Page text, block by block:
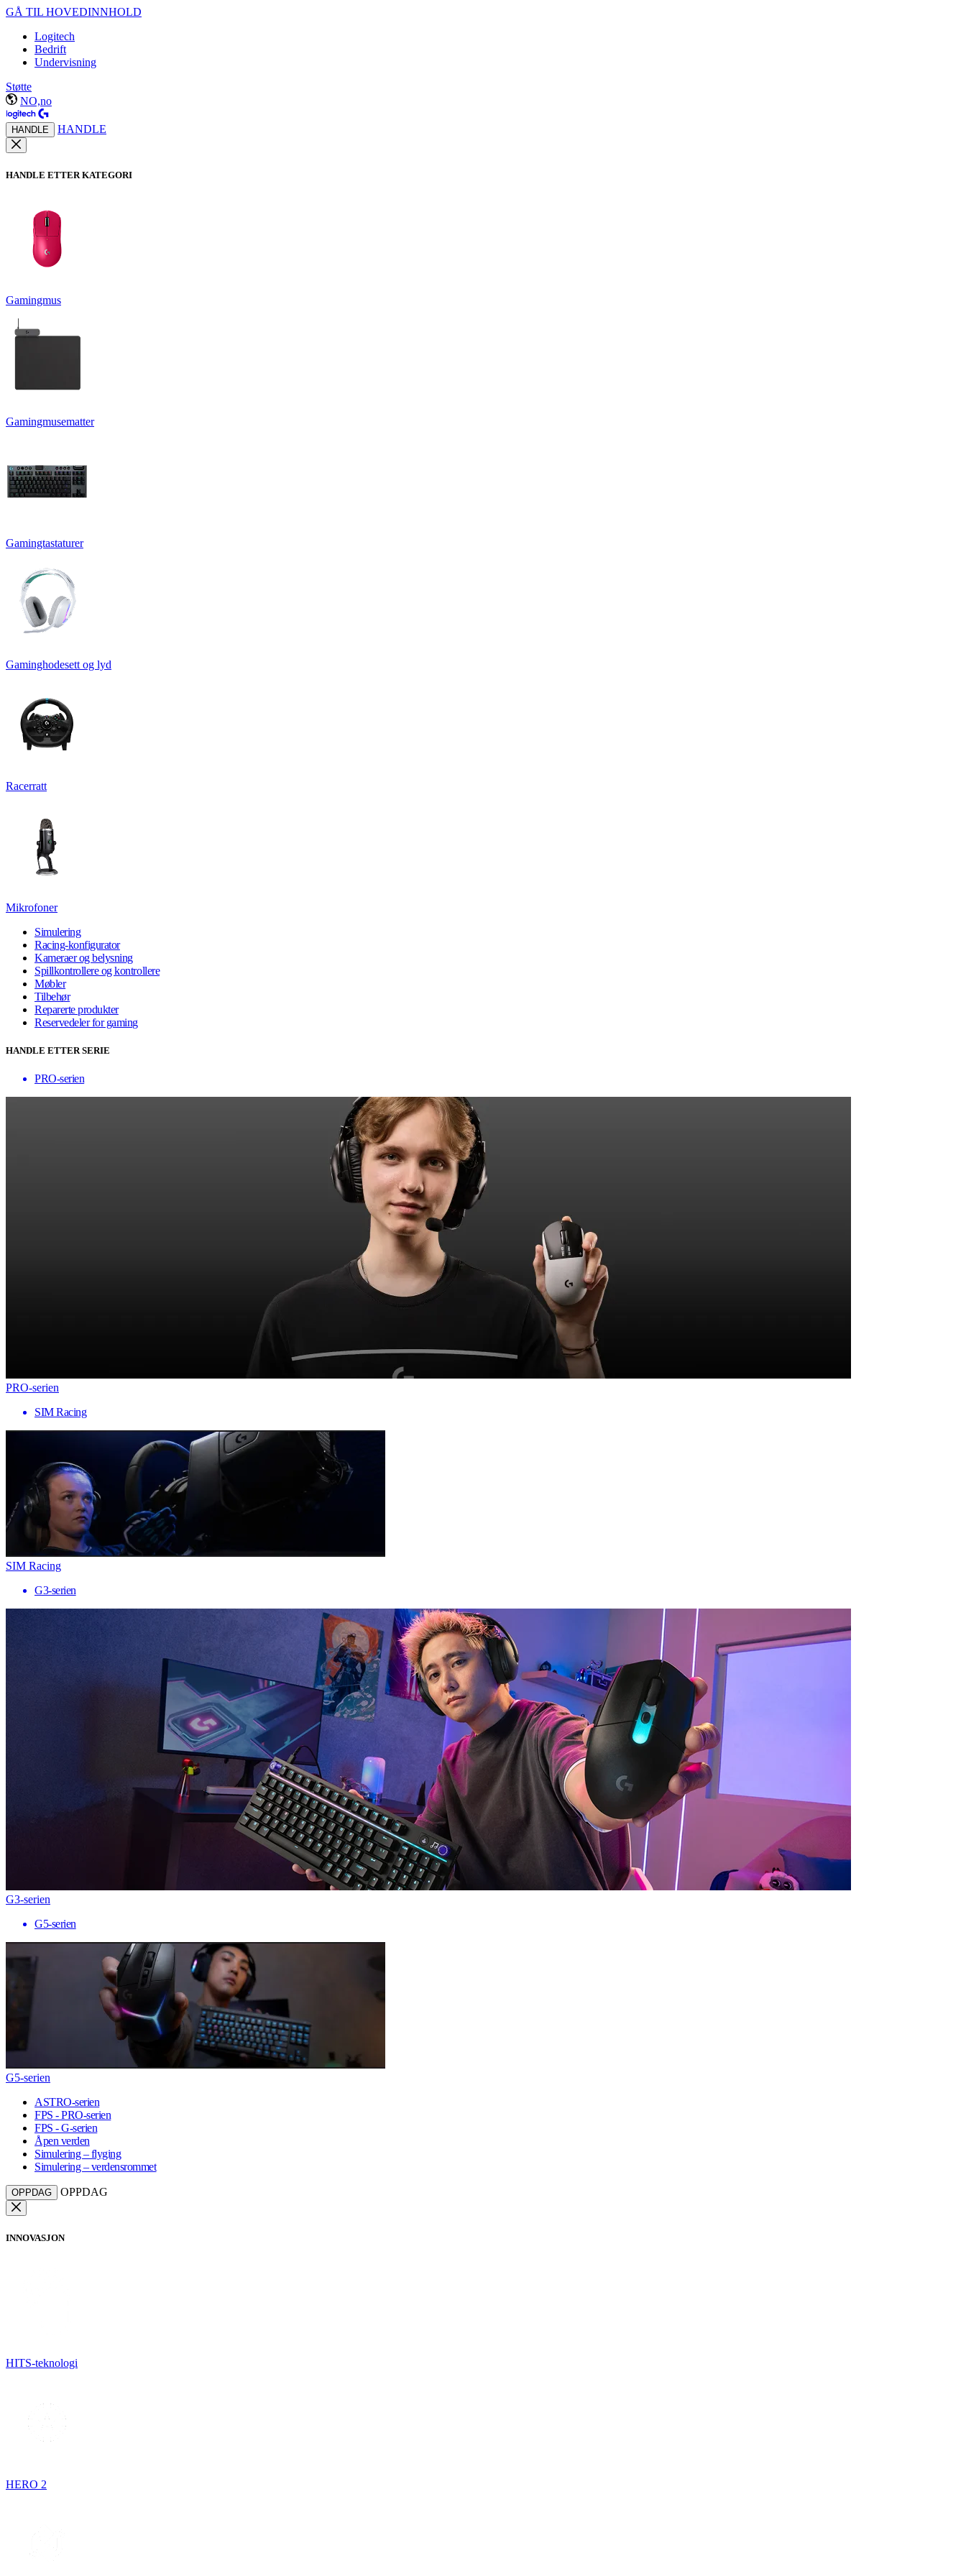
GÅ TIL HOVEDINNHOLD
Logitech
Bedrift
Undervisning
Støtte
NO,no
HANDLE HANDLE
HANDLE ETTER KATEGORI
Gamingmus
Gamingmusematter
Gamingtastaturer
Gaminghodesett og lyd
Racerratt
Mikrofoner
Simulering
Racing-konfigurator
Kameraer og belysning
Spillkontrollere og kontrollere
Møbler
Tilbehør
Reparerte produkter
Reservedeler for gaming
HANDLE ETTER SERIE
PRO-serien
PRO-serien
SIM Racing
SIM Racing
G3-serien
G3-serien
G5-serien
G5-serien
ASTRO-serien
FPS - PRO-serien
FPS - G-serien
Åpen verden
Simulering – flyging
Simulering – verdensrommet
OPPDAG OPPDAG
INNOVASJON
HITS-teknologi
HERO 2